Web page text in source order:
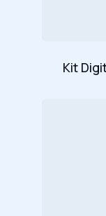
Kit